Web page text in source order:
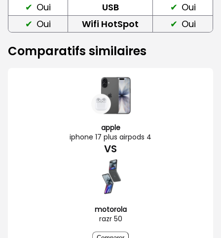
Oui
USB
Oui
Oui
Wifi HotSpot Oui
Comparatifs similaires
apple
iphone 17 plus airpods 4
VS
motorola
razr 50